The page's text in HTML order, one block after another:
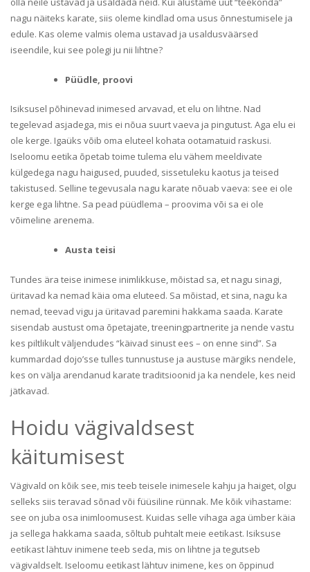
nagu näiteks karate, siis oleme kindlad oma usus õnnestumisele ja
edule. Kas oleme valmis olema ustavad ja usaldusväärsed
iseendile, kui see polegi ju nii lihtne?
Püüdle, proovi
Isiksusel põhinevad inimesed arvavad, et elu on lihtne. Nad
tegelevad asjadega, mis ei nõua suurt vaeva ja pingutust. Aga elu ei
ole kerge. Igaüks võib oma eluteel kohata ootamatuid raskusi.
Iseloomu eetika õpetab toime tulema elu vähem meeldivate
külgedega nagu haigused, puuded, sissetuleku kaotus ja teised
takistused. Selline tegevusala nagu karate nõuab vaeva: see ei ole
kerge ega lihtne. Sa pead püüdlema – proovima või sa ei ole
võimeline arenema.
Austa teisi
Tundes ära teise inimese inimlikkuse, mõistad sa, et nagu sinagi,
üritavad ka nemad käia oma eluteed. Sa mõistad, et sina, nagu ka
nemad, teevad vigu ja üritavad paremini hakkama saada. Karate
sisendab austust oma õpetajate, treeningpartnerite ja nende vastu
kes piltlikult väljendudes “käivad sinust ees – on enne sind”. Sa
kummardad dojo’sse tulles tunnustuse ja austuse märgiks nendele,
kes on välja arendanud karate traditsioonid ja ka nendele, kes neid
jätkavad.
Hoidu vägivaldsest
käitumisest
Vägivald on kõik see, mis teeb teisele inimesele kahju ja haiget, olgu
selleks siis teravad sõnad või füüsiline rünnak. Me kõik vihastame:
see on juba osa inimloomusest. Kuidas selle vihaga aga ümber käia
ja sellega hakkama saada, sõltub puhtalt meie eetikast. Isiksuse
eetikast lähtuv inimene teeb seda, mis on lihtne ja tegutseb
vägivaldselt. Iseloomu eetikast lähtuv inimene, kes on õppinud